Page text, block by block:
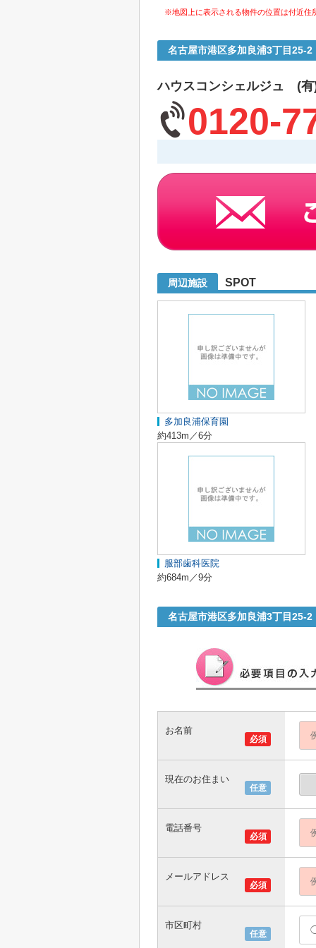
※地図上に表示される物件の位置は付近住
名古屋市港区多加良浦3丁目25-
ハウスコンシェルジュ (有
0120-
周辺施設 SPOT
多加良浦保育園
約413m／6分
服部歯科医院
約684m／9分
名古屋市港区多加良浦3丁目25-
必須
お名前
任意
現在のお住まい
必須
電話番号
必須
メールアドレス
任意
市区町村